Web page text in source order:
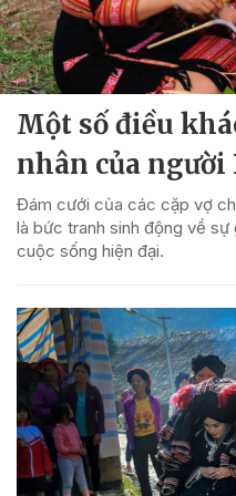
Một số điều
nhân của người
Đám cưới của các cặp vợ
là bức tranh sinh động về
cuộc sống hiện đại.